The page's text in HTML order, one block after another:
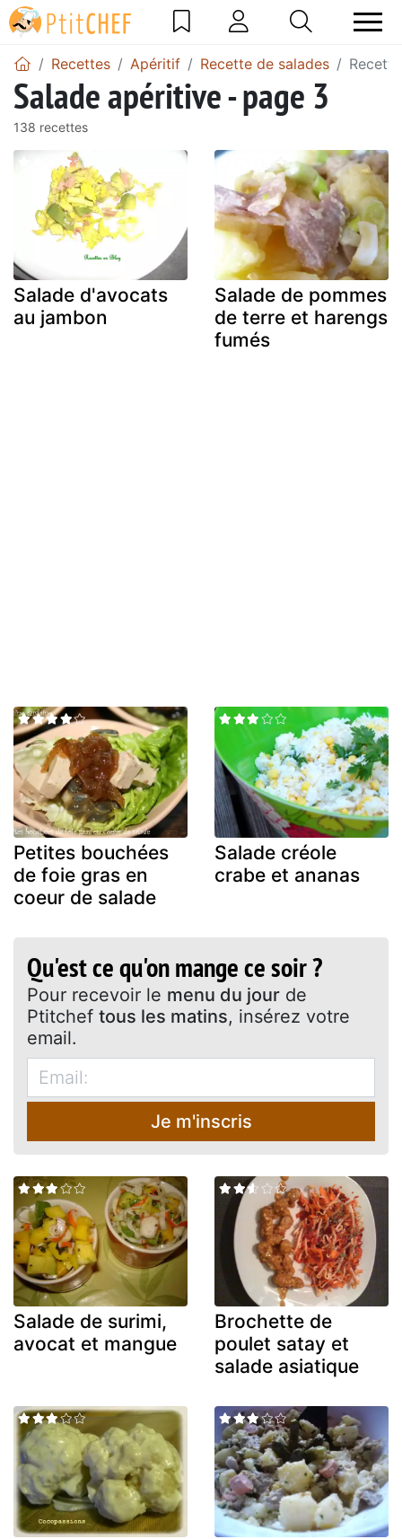
Recettes Apéritif Recette de salades
Salade apéritive - page 3
138 recettes
Salade d'avocats
au jambon
Salade de pommes
de terre et harengs
fumés
Petites bouchées
de foie gras en
coeur de salade
Salade créole
crabe et ananas
Qu'est ce qu'on mange ce soir ?
Pour recevoir le menu du jour de
Ptitchef tous les matins, insérez votre
email.
Je m'inscris
Salade de surimi,
avocat et mangue
Brochette de
poulet satay et
salade asiatique